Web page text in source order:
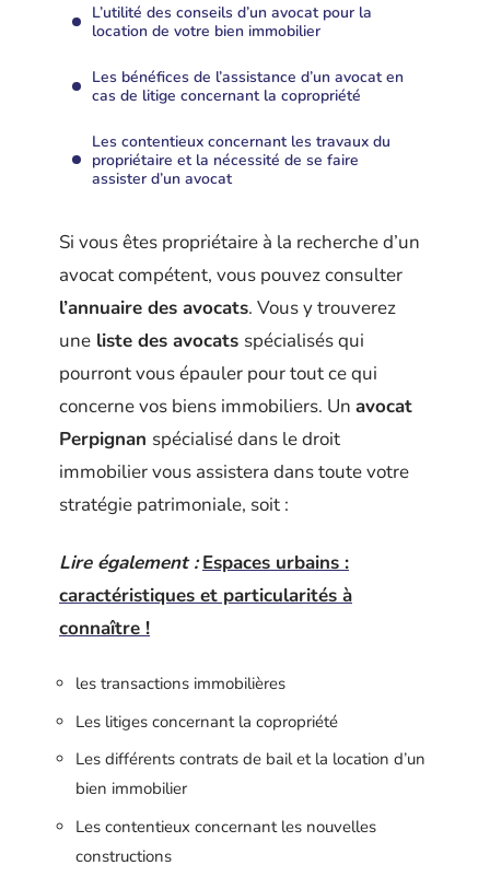
L’utilité des conseils d’un avocat pour la
location de votre bien immobilier
Les bénéfices de l’assistance d’un avocat en
cas de litige concernant la copropriété
Les contentieux concernant les travaux du
propriétaire et la nécessité de se faire
assister d’un avocat
Si vous êtes propriétaire à la recherche d’un
avocat compétent, vous pouvez consulter
l’annuaire des avocats. Vous y trouverez
une liste des avocats spécialisés qui
pourront vous épauler pour tout ce qui
concerne vos biens immobiliers. Un avocat
Perpignan spécialisé dans le droit
immobilier vous assistera dans toute votre
stratégie patrimoniale, soit :
Lire également : Espaces urbains :
caractéristiques et particularités à
connaître !
les transactions immobilières
Les litiges concernant la copropriété
Les différents contrats de bail et la location d’un
bien immobilier
Les contentieux concernant les nouvelles
constructions